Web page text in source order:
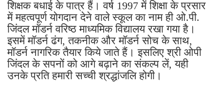
शिक्षक बधाई के पात्र हैं। वर्ष 1997 में शिक्षा के प्रसार
में महत्वपूर्ण योगदान देने वाले स्कूल का नाम ही ओ.पी.
जिंदल मॉडर्न वरिष्ठ माध्यमिक विद्यालय रखा गया है।
इसमें मॉडर्न ढंग, तकनीक और मॉडर्न सोच के साथ,
मॉडर्न नागरिक तैयार किये जाते हैं। इसलिए श्री ओपी
जिंदल के सपनों को आगे बढ़ाने का संकल्प लें, यही
उनके प्रति हमारी सच्ची श्रद्धांजलि होगी।